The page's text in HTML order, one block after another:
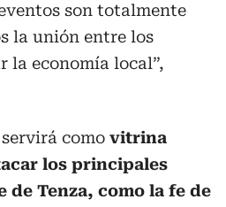
son totalmente
la unión entre los
la economía local”,
como vitrina
los principales
de Tenza, como la fe de